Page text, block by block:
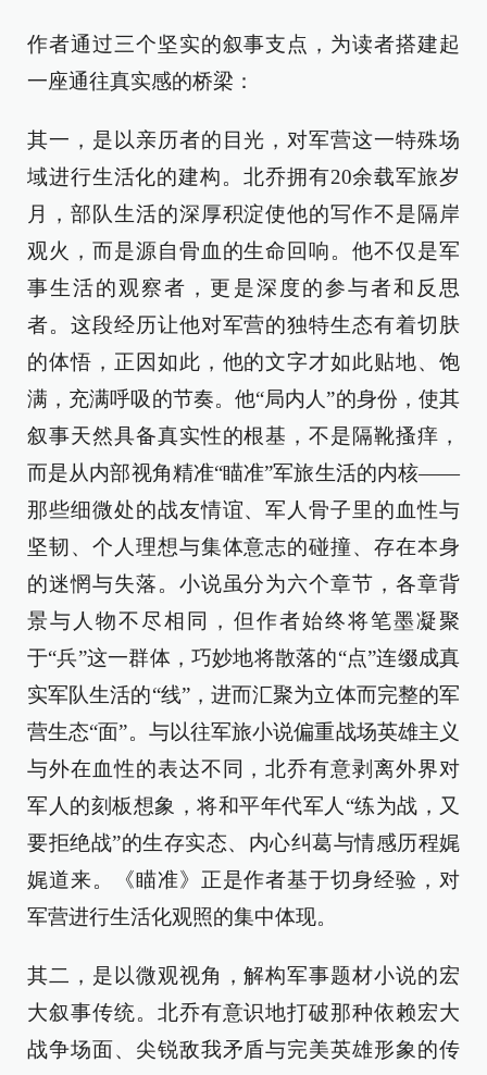
作者通过三个坚实的叙事支点，为读者搭建起
一座通往真实感的桥梁：
其一，是以亲历者的目光，对军营这一特殊场
域进行生活化的建构。北乔拥有20余载军旅岁
月，部队生活的深厚积淀使他的写作不是隔岸
观火，而是源自骨血的生命回响。他不仅是军
事生活的观察者，更是深度的参与者和反思
者。这段经历让他对军营的独特生态有着切肤
的体悟，正因如此，他的文字才如此贴地、饱
满，充满呼吸的节奏。他“局内人”的身份，使其
叙事天然具备真实性的根基，不是隔靴搔痒，
而是从内部视角精准“瞄准”军旅生活的内核——
那些细微处的战友情谊、军人骨子里的血性与
坚韧、个人理想与集体意志的碰撞、存在本身
的迷惘与失落。小说虽分为六个章节，各章背
景与人物不尽相同，但作者始终将笔墨凝聚
于“兵”这一群体，巧妙地将散落的“点”连缀成真
实军队生活的“线”，进而汇聚为立体而完整的军
营生态“面”。与以往军旅小说偏重战场英雄主义
与外在血性的表达不同，北乔有意剥离外界对
军人的刻板想象，将和平年代军人“练为战，又
要拒绝战”的生存实态、内心纠葛与情感历程娓
娓道来。《瞄准》正是作者基于切身经验，对
军营进行生活化观照的集中体现。
其二，是以微观视角，解构军事题材小说的宏
大叙事传统。北乔有意识地打破那种依赖宏大
战争场面、尖锐敌我矛盾与完美英雄形象的传